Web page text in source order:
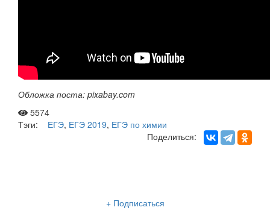
Обложка поста: pixabay.com
5574
Тэги:
ЕГЭ, ЕГЭ 2019, ЕГЭ по химии
Поделиться:
+ Подписаться